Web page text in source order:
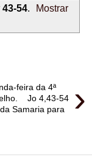
43-54.
Mostrar
›
feira da 4ª
Jo 4,43-54
Samaria para